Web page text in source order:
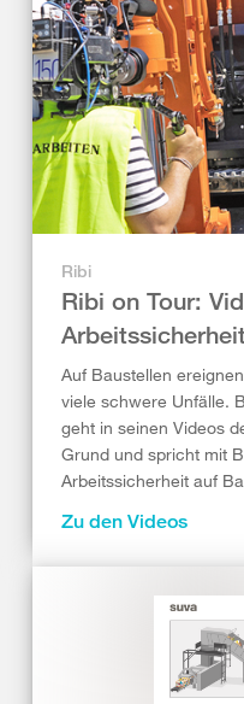
Ribi
Ribi on Tour:
Auf Baustellen
viele schwere Unfälle.
geht in seinen Videos
Grund und spricht mit
Arbeitssicherheit auf
Zu den Videos